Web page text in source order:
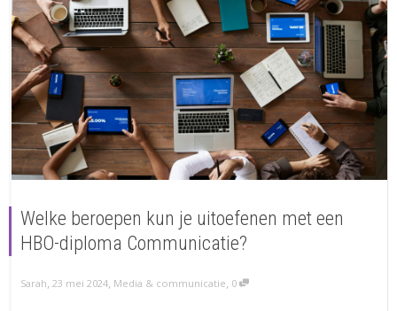
Welke beroepen kun je uitoefenen met een
HBO-diploma Communicatie?
Sarah, 23 mei 2024, Media & communicatie, 0